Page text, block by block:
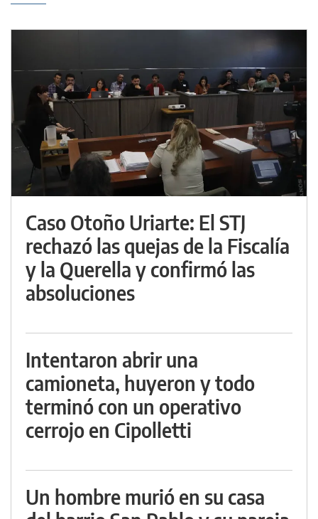
Caso Otoño Uriarte: El STJ
rechazó las quejas de la Fiscalía
y la Querella y confirmó las
absoluciones
Intentaron abrir una
camioneta, huyeron y todo
terminó con un operativo
cerrojo en Cipolletti
Un hombre murió en su casa